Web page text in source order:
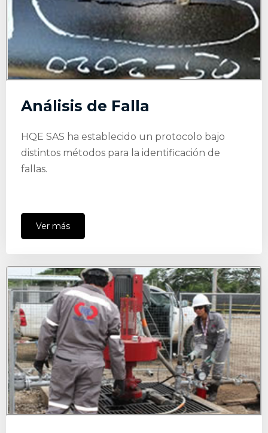
Análisis de Falla
HQE SAS ha establecido un protocolo bajo
distintos métodos para la identificación de
fallas.
Ver más